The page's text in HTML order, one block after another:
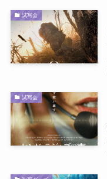
試写会
試写会